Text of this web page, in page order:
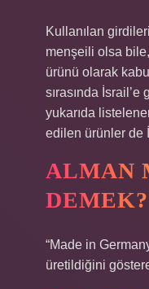
Kullanılan
menşeili olsa
ürünü olarak
sırasında
yukarıda
edilen ürünler de
ALMAN
DEMEK?
“Made in
üretildiğini